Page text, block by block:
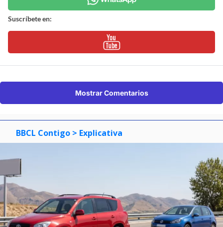
Suscríbete en:
Mostrar Comentarios
BBCL Contigo > Explicativa